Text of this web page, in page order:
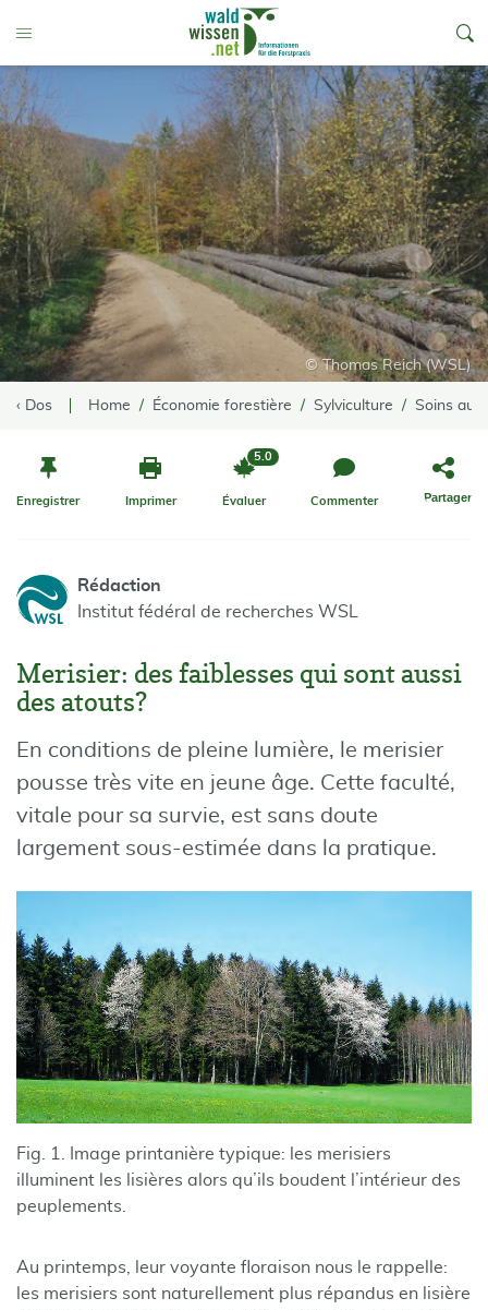
Toggle Menu
© Thomas Reich (WSL)
‹ Dos Home Économie forestière Sylviculture Soins aux
Enregistrer Imprimer Évaluer
5.0
Commenter Partager
Rédaction
Institut fédéral de recherches WSL
Merisier: des faiblesses qui sont aussi
des atouts?
En conditions de pleine lumière, le merisier
pousse très vite en jeune âge. Cette faculté,
vitale pour sa survie, est sans doute
largement sous-estimée dans la pratique.
Fig. 1. Image printanière typique: les merisiers
illuminent les lisières alors qu’ils boudent l’intérieur des
peuplements.
Au printemps, leur voyante floraison nous le rappelle:
les merisiers sont naturellement plus répandus en lisière